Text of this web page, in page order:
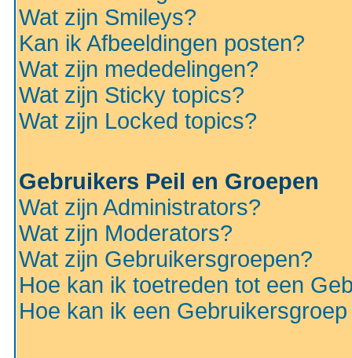
Wat zijn Smileys?
Kan ik Afbeeldingen posten?
Wat zijn mededelingen?
Wat zijn Sticky topics?
Wat zijn Locked topics?
Gebruikers Peil en Groepen
Wat zijn Administrators?
Wat zijn Moderators?
Wat zijn Gebruikersgroepen?
Hoe kan ik toetreden tot een
Hoe kan ik een